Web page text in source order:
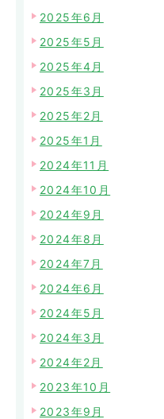
2025年6月
2025年5月
2025年4月
2025年3月
2025年2月
2025年1月
2024年11月
2024年10月
2024年9月
2024年8月
2024年7月
2024年6月
2024年5月
2024年3月
2024年2月
2023年10月
2023年9月